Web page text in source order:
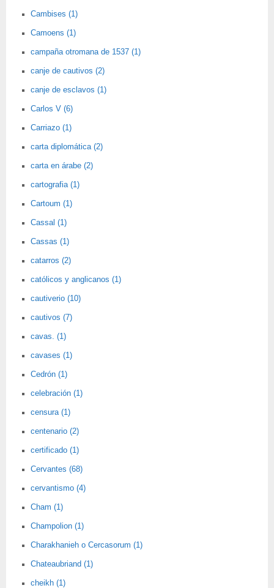
Cambises (1)
Camoens (1)
campaña otromana de 1537 (1)
canje de cautivos (2)
canje de esclavos (1)
Carlos V (6)
Carriazo (1)
carta diplomática (2)
carta en árabe (2)
cartografia (1)
Cartoum (1)
Cassal (1)
Cassas (1)
catarros (2)
católicos y anglicanos (1)
cautiverio (10)
cautivos (7)
cavas. (1)
cavases (1)
Cedrón (1)
celebración (1)
censura (1)
centenario (2)
certificado (1)
Cervantes (68)
cervantismo (4)
Cham (1)
Champolion (1)
Charakhanieh o Cercasorum (1)
Chateaubriand (1)
cheikh (1)